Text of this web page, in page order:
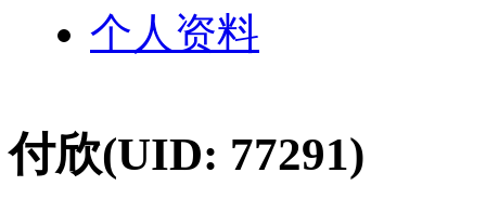
个人资料
付欣(UID: 77291)